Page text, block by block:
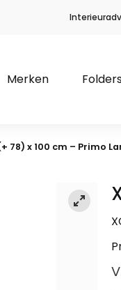
Merken
78) x 100 cm – Primo